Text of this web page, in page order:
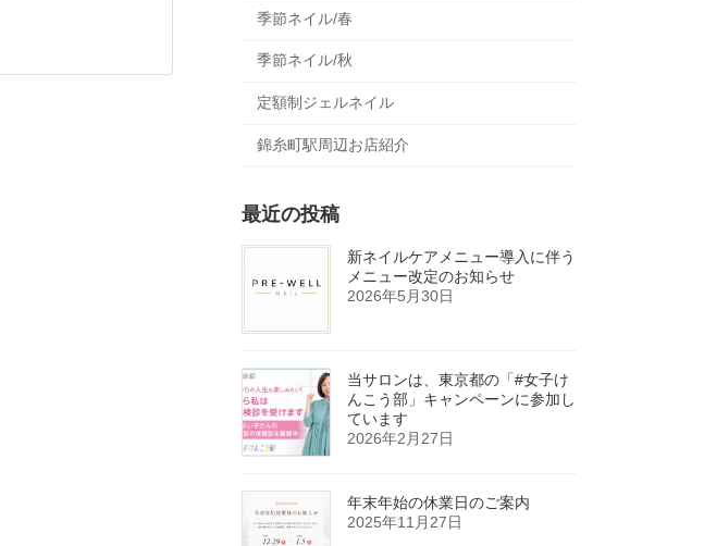
季節ネイル/春
季節ネイル/秋
定額制ジェルネイル
錦糸町駅周辺お店紹介
最近の投稿
新ネイルケアメニュー導入に伴う
メニュー改定のお知らせ
2026年5月30日
当サロンは、東京都の「#女子け
んこう部」キャンペーンに参加し
ています
2026年2月27日
年末年始の休業日のご案内
2025年11月27日